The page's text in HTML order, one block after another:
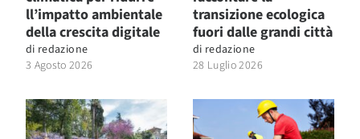
ll’impatto ambientale
della crescita digitale
di redazione
3 Agosto 2026
transizione ecologica
fuori dalle grandi città
di redazione
28 Luglio 2026